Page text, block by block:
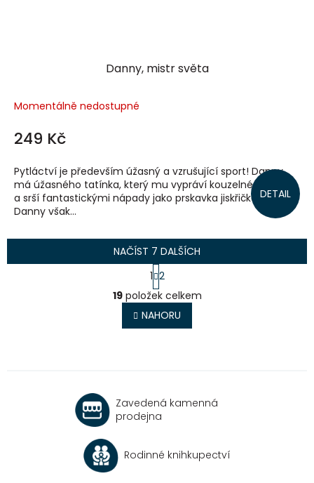
Danny, mistr světa
Momentálně nedostupné
249 Kč
DETAIL
Pytláctví je především úžasný a vzrušující sport! Danny
má úžasného tatínka, který mu vypráví kouzelné příběhy
a srší fantastickými nápady jako prskavka jiskřičkami.
Danny však...
O
v
l
á
p
r
v
y
v
NAČÍST 7 DALŠÍCH
S
t
r
á
n
k
1 2
19položek celkem
NAHORU
Zavedená kamenná
prodejna
Rodinné knihkupectví